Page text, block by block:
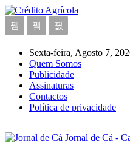
Sexta-feira, Agosto 7,
Quem Somos
Publicidade
Assinaturas
Contactos
Política de privacidade
Jornal de Cá -